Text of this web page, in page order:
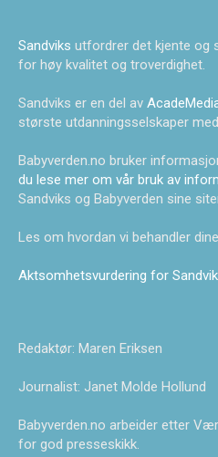
Sandviks utfordrer det kjente og
for høy kvalitet og troverdighet.
Sandviks er en del av
største utdanningsselskaper
Babyverden.no bruker
du lese mer om vår bruk av
Sandviks og Babyverden sine
Les om hvordan vi behandler dine
Aktsomhetsvurdering for
Redaktør: Maren Eriksen
Journalist: Janet Molde Hollund
Babyverden.no arbeider etter
for god presseskikk.